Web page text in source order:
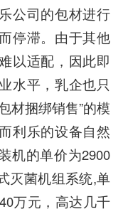
公司的包材进行
停滞。由于其他
以适配，因此即
水平，乳企也只
材捆绑销售”的模
利乐的设备自然
机的单价为2900
灭菌机组系统,单
万元，高达几千